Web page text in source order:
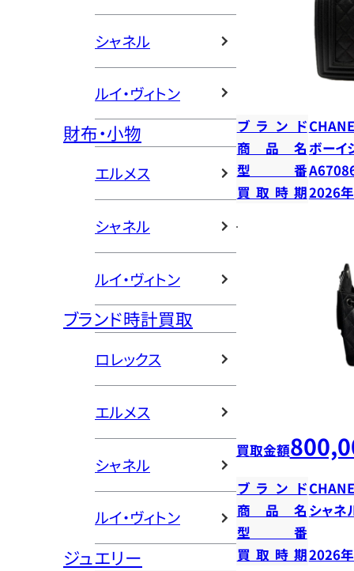
シャネル
ルイ・ヴィトン
財布・小物
エルメス
シャネル
ルイ・ヴィトン
ブランド時計買取
ロレックス
エルメス
シャネル
ルイ・ヴィトン
ジュエリー
ブランド
商品名ボーイ
型番
買取時期2026
買取金額
ブランド
商品名 シャネ
型番
買取時期2026